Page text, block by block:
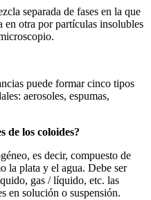
separada de fases en la que
en otra por partículas insolubles
puede formar cinco tipos
aerosoles, espumas,
de los coloides?
es decir, compuesto de
la plata y el agua. Debe ser
gas / líquido, etc. las
en solución o suspensión.